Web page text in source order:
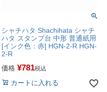
シャチハタ Shachihata シャチ
ハタ スタンプ台 中形 普通紙用
[インク色：赤] HGN-2-R HGN-
2-R
価格 ¥781税込
カートに入れる